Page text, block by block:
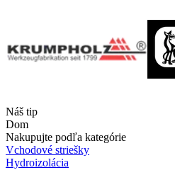
Náš tip
Dom
Nakupujte podľa kategórie
Vchodové striešky
Hydroizolácia